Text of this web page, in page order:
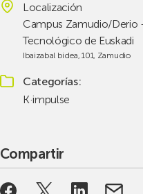
Localización
Campus Zamudio/Derio
Tecnológico de Euskadi
Ibaizabal bidea, 101, Zamudio
Categorías
K·impulse
Compartir